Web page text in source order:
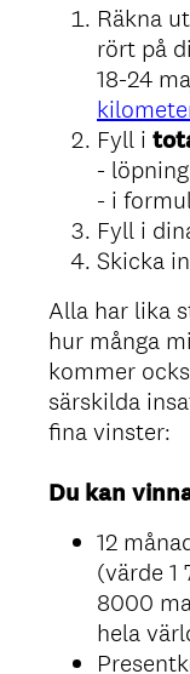
Räkna
rört på
18-24
Fyll i
-
- i
Fyll i
Skicka
Alla har lika
hur många
kommer
särskilda
fina vinster:
Du kan
12
(värde
8000
hela